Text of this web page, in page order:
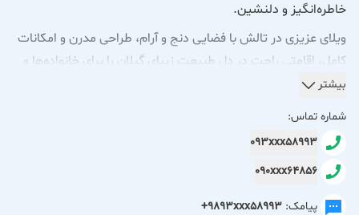
خاطره‌انگیز و دلنشین.
ویلای عزیزی در تالش با فضایی دنج و آرام، طراحی مدرن و امکانات
کامل، اقامتی راحت در دل طبیعت زیبای گیلان را برای خانواده‌ها و
مسافران فراهم می‌کند.
باربیکیو، پارکینگ اختصاصی و دسترسی عالی به جنگل گیسوم و
جاذبه‌های تالش، انتخابی مناسب برای سفری خاطره‌انگیز است.
محیطی تمیز، امن و آرام با مدیریت مهمان‌نواز برای ساختن لحظاتی
به‌یادماندنی در کنار طبیعت شمال.
بیشتر
شماره تماس:
093xxx58993
090xxx64856
پیامک: +9893xxx58993